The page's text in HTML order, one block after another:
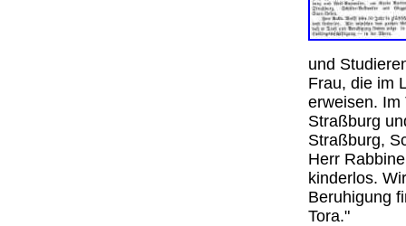
und
Frau, die im
erweisen. Im
Straßburg
Straßburg,
Herr
kinderlos.
Beruhigung
Tora."